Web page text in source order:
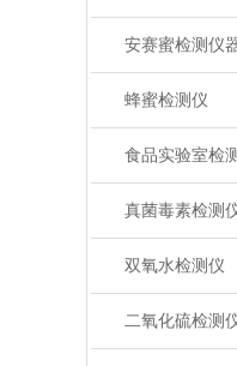
安赛蜜检测仪
蜂蜜检测仪
食品实验室检
真菌毒素检测
双氧水检测仪
二氧化硫检测